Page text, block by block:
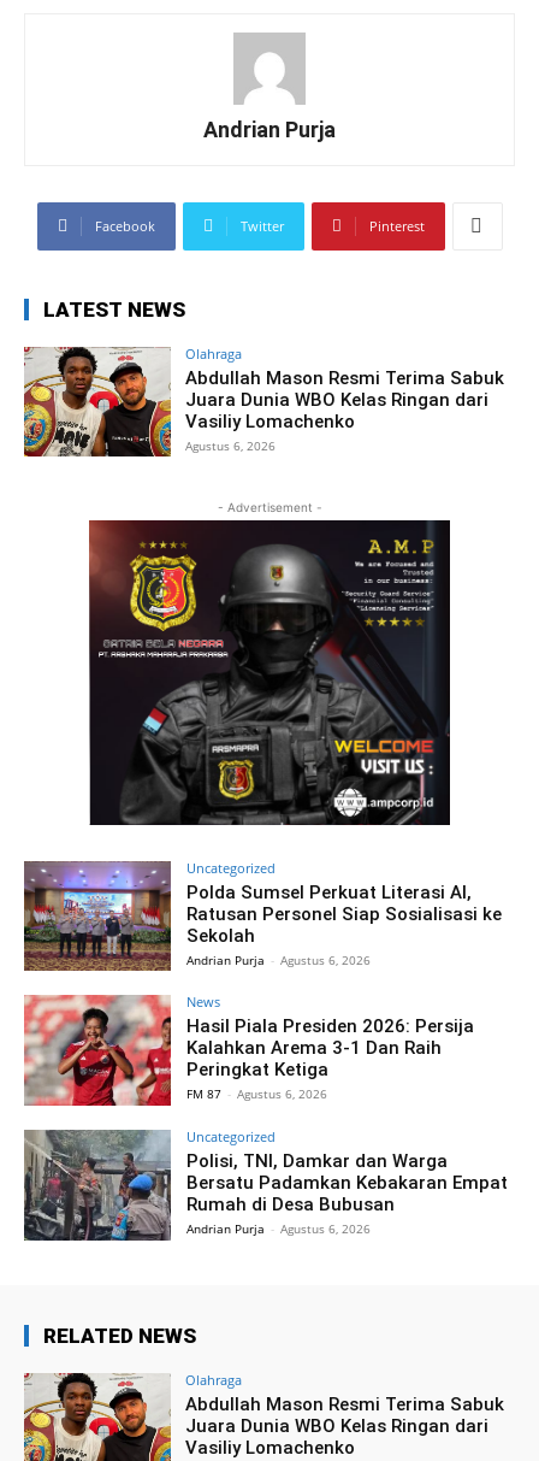
Andrian Purja
Facebook Twitter Pinterest
LATEST NEWS
Olahraga
Abdullah Mason Resmi Terima Sabuk
Juara Dunia WBO Kelas Ringan dari
Vasiliy Lomachenko
Agustus 6, 2026
- Advertisement -
Uncategorized
Polda Sumsel Perkuat Literasi AI,
Ratusan Personel Siap Sosialisasi ke
Sekolah
Andrian Purja - Agustus 6, 2026
News
Hasil Piala Presiden 2026: Persija
Kalahkan Arema 3-1 Dan Raih
Peringkat Ketiga
FM 87 - Agustus 6, 2026
Uncategorized
Polisi, TNI, Damkar dan Warga
Bersatu Padamkan Kebakaran Empat
Rumah di Desa Bubusan
Andrian Purja - Agustus 6, 2026
RELATED NEWS
Olahraga
Abdullah Mason Resmi Terima Sabuk
Juara Dunia WBO Kelas Ringan dari
Vasiliy Lomachenko